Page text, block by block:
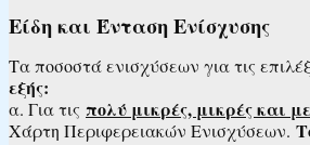
Είδη και Ένταση Ενίσχυσης
Τα ποσοστά ενισχύσεων για τις
εξής:
α. Για τις πολύ μικρές, μικρές και
Χάρτη Περιφερειακών Ενισχύσεων.